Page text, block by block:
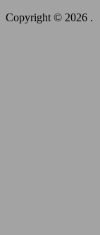
Copyright © 2026 .